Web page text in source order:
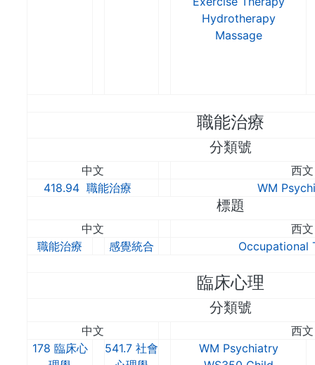
Hydrotherapy
Massage
職能治療
分類號
中文
西文
418.94 職能治療
WM
標題
中文
西文
職能治療
感覺統合 Occupational
臨床心理
分類號
中文
西文
178 臨床心
541.7 社會
WM Psychiatry